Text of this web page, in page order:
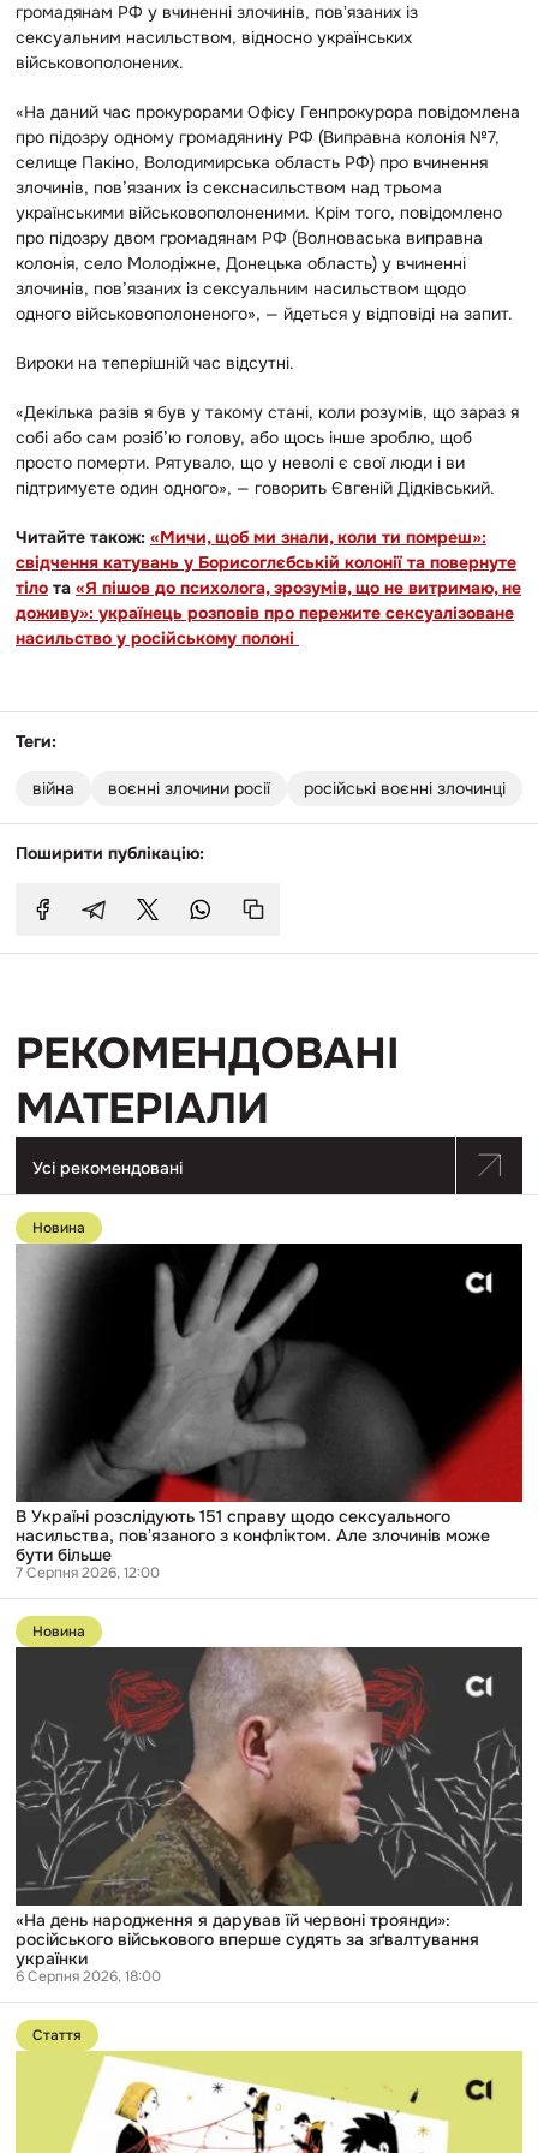
громадянам РФ у вчиненні злочинів, повʼязаних із
сексуальним насильством, відносно українських
військовополонених.
«На даний час прокурорами Офісу Генпрокурора повідомлена
про підозру одному громадянину РФ (Виправна колонія №7,
селище Пакіно, Володимирська область РФ) про вчинення
злочинів, пов’язаних із секснасильством над трьома
українськими військовополоненими. Крім того, повідомлено
про підозру двом громадянам РФ (Волноваська виправна
колонія, село Молодіжне, Донецька область) у вчиненні
злочинів, пов’язаних із сексуальним насильством щодо
одного військовополоненого», — йдеться у відповіді на запит.
Вироки на теперішній час відсутні.
«Декілька разів я був у такому стані, коли розумів, що зараз я
собі або сам розіб’ю голову, або щось інше зроблю, щоб
просто померти. Рятувало, що у неволі є свої люди і ви
підтримуєте один одного», — говорить Євгеній Дідківський.
Читайте також: «Мичи, щоб ми знали, коли ти помреш»:
свідчення катувань у Борисоглєбській колонії та повернуте
тіло та «Я пішов до психолога, зрозумів, що не витримаю, не
доживу»: українець розповів про пережите сексуалізоване
насильство у російському полоні
Теги:
війна воєнні злочини росії російські воєнні злочинці
Поширити публікацію:
РЕКОМЕНДОВАНІ
МАТЕРІАЛИ
Усі рекомендовані
Перейти
до
публікації
конфліктом.
може
бути
більше
Новина
В Україні розслідують 151 справу щодо сексуального
насильства, повʼязаного з конфліктом. Але злочинів може
бути більше
7 Серпня 2026, 12:00
Перейти
до
публікації
народження
дарував
червоні
троянди»:
російського
військового
вперше
судять
за
зґвалтування
українки
Новина
«На день народження я дарував їй червоні троянди»:
російського військового вперше судять за зґвалтування
українки
6 Серпня 2026, 18:00
Перейти
до
публікації
вербування
вибухівки
Стаття